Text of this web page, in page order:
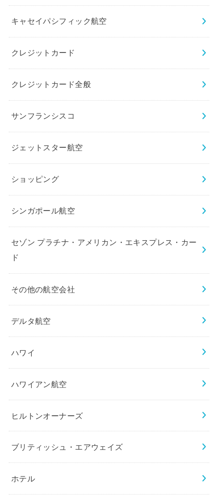
キャセイパシフィック航空
クレジットカード
クレジットカード全般
サンフランシスコ
ジェットスター航空
ショッピング
シンガポール航空
セゾン プラチナ・アメリカン・エキスプレス・カー
ド
その他の航空会社
デルタ航空
ハワイ
ハワイアン航空
ヒルトンオーナーズ
ブリティッシュ・エアウェイズ
ホテル